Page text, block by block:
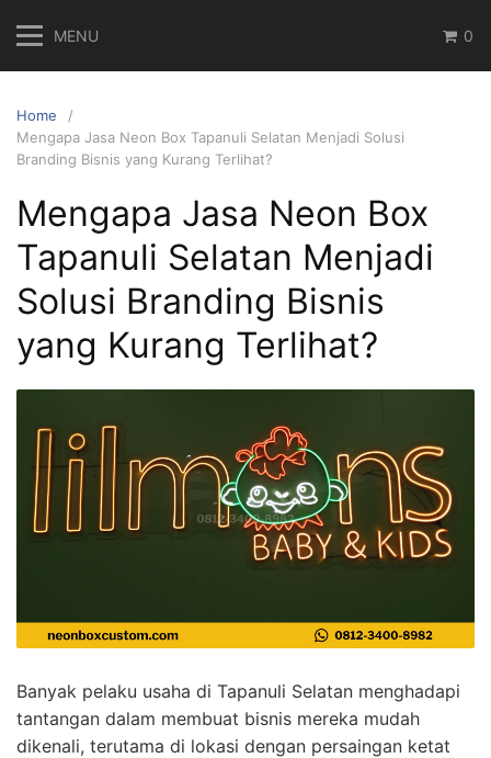
content
MENU 0
Home
Mengapa Jasa Neon Box Tapanuli Selatan Menjadi Solusi
Branding Bisnis yang Kurang Terlihat?
Mengapa Jasa Neon Box
Tapanuli Selatan Menjadi
Solusi Branding Bisnis
yang Kurang Terlihat?
Banyak pelaku usaha di Tapanuli Selatan menghadapi
tantangan dalam membuat bisnis mereka mudah
dikenali, terutama di lokasi dengan persaingan ketat